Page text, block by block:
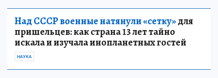
Над СССР военные натянули «сетку»для
пришельцев: как страна 13 лет тайно
искала и изучала инопланетных гостей
НАУКА